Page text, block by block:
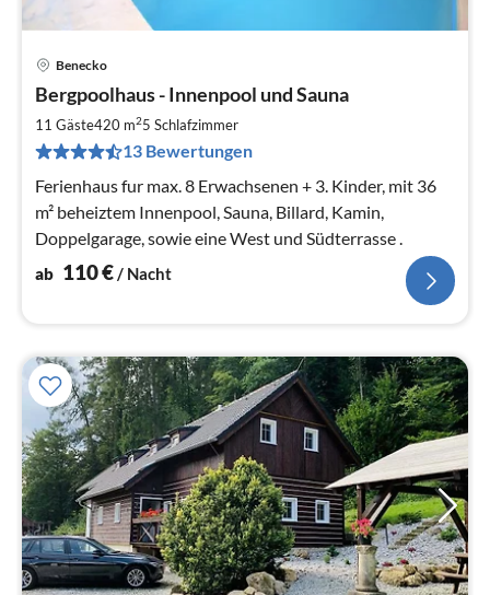
Benecko
Bergpoolhaus - Innenpool und Sauna
11 Gäste420 m25 Schlafzimmer
13 Bewertungen
Ferienhaus fur max. 8 Erwachsenen + 3. Kinder, mit 36
m² beheiztem Innenpool, Sauna, Billard, Kamin,
Doppelgarage, sowie eine West und Südterrasse .
ab 110€/ Nacht